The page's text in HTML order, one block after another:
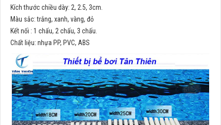
Kích thước chiều dày: 2, 2.5, 3cm.
Màu sắc: trắng, xanh, vàng, đỏ
Kết nối : 1 chấu, 2 chấu, 3 chấu.
Chất liệu: nhựa PP, PVC, ABS